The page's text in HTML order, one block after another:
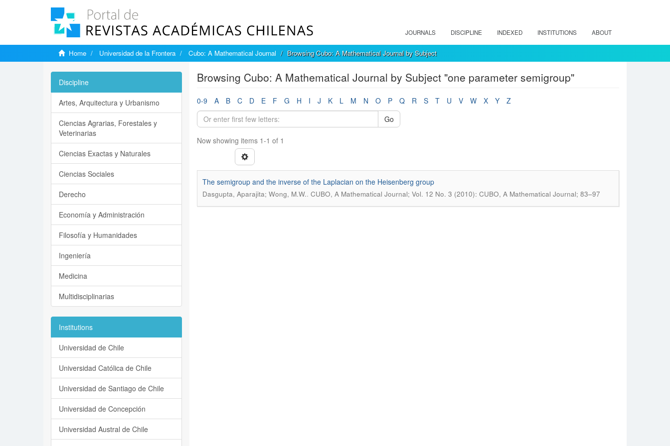
JOURNALS DISCIPLINE INDEXED INSTITUTIONS ABOUT
Home Universidad de la Frontera Cubo: A Mathematical Journal Browsing Cubo: A Mathematical Journal by Subject
Browsing Cubo: A Mathematical Journal by Subject "one parameter semigroup"
0-9 A B C D E F G H I J K L M N O P Q R S T U V W X Y
Z
Go
Now showing items 1-1 of 1
The semigroup and the inverse of the Laplacian on the Heisenberg group
Dasgupta, Aparajita; Wong, M.W.. CUBO, A Mathematical Journal; Vol. 12 No. 3 (2010): CUBO, A Mathematical Journal; 83–97
Discipline
Artes, Arquitectura y Urbanismo
Ciencias Agrarias, Forestales y
Veterinarias
Ciencias Exactas y Naturales
Ciencias Sociales
Derecho
Economía y Administración
Filosofía y Humanidades
Ingeniería
Medicina
Multidisciplinarias
Institutions
Universidad de Chile
Universidad Católica de Chile
Universidad de Santiago de Chile
Universidad de Concepción
Universidad Austral de Chile